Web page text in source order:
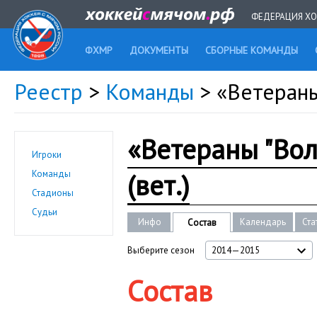
ФЕДЕРАЦИЯ
ФХМР ДОКУМЕНТЫ СБОРНЫЕ КОМАНДЫ
Реестр > Команды >
Игроки
Команды
Стадионы
Судьи
«Ветераны
(вет.)
Инфо Состав Календарь
Выберите сезон 2014—2015
Состав